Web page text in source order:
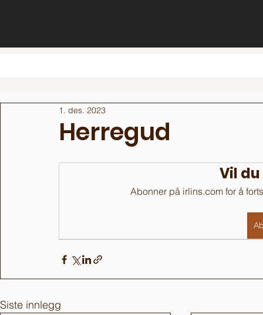
Herregud
1. des. 2023
Vil
Abonner på irlins.com for å
Siste innlegg